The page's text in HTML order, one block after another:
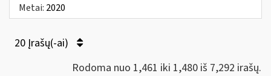
Metai: 2020
20 Įrašų(-ai)
Rodoma nuo 1,461 iki 1,480 iš 7,292 irašų.